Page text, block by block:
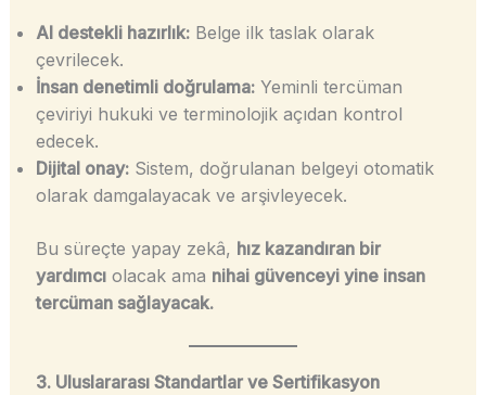
AI destekli hazırlık:Belge ilk taslak olarak
çevrilecek.
İnsan denetimli doğrulama:Yeminli tercüman
çeviriyi hukuki ve terminolojik açıdan kontrol
edecek.
Dijital onay:Sistem, doğrulanan belgeyi otomatik
olarak damgalayacak ve arşivleyecek.
Bu süreçte yapay zekâ, hız kazandıran bir
yardımcıolacak ama nihai güvenceyi yine insan
tercüman sağlayacak.
3. Uluslararası Standartlar ve Sertifikasyon